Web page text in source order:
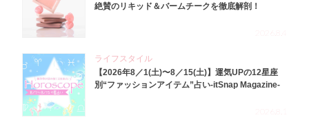
絶賛のリキッド＆バームチークを徹底解剖！
ライフスタイル
【2026年8／1(土)〜8／15(土)】運気UPの12星座
別“ファッションアイテム”占い-itSnap Magazine-